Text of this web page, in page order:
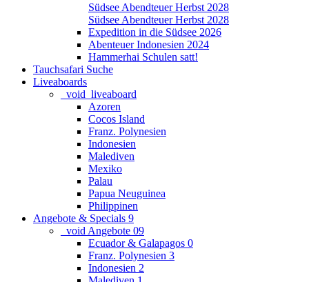
Südsee Abendteuer Herbst 2028
Südsee Abendteuer Herbst 2028
Expedition in die Südsee 2026
Abenteuer Indonesien 2024
Hammerhai Schulen satt!
Tauchsafari Suche
Liveaboards
_void_liveaboard
Azoren
Cocos Island
Franz. Polynesien
Indonesien
Malediven
Mexiko
Palau
Papua Neuguinea
Philippinen
Angebote & Specials 9
_void Angebote 09
Ecuador & Galapagos 0
Franz. Polynesien 3
Indonesien 2